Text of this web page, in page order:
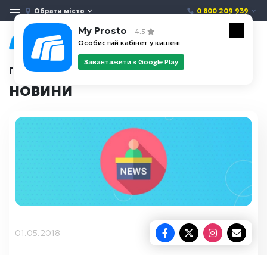
Обрати місто 0 800 209 939
Головна Новини
НОВИНИ
01.05.2018
My Prosto 4.5
Особистий кабінет у кишені
Завантажити з Google Play